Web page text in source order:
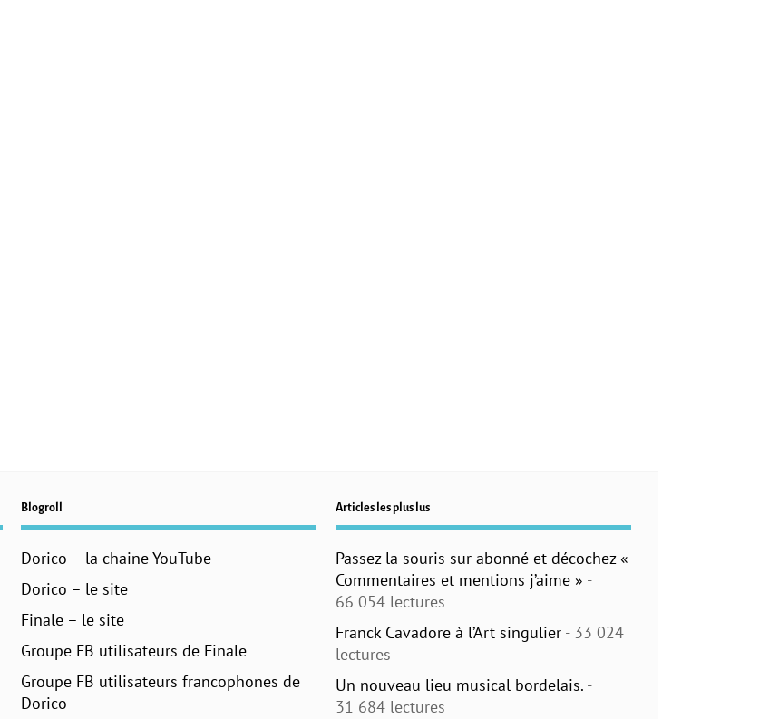
Blogroll
Dorico – la chaine YouTube
Dorico – le site
Finale – le site
Groupe FB utilisateurs de Finale
Groupe FB utilisateurs francophones de
Dorico
Articles les plus lus
Passez la souris sur abonné et décochez «
Commentaires et mentions j’aime » -
66 054 lectures
Franck Cavadore à l’Art singulier - 33 024
lectures
Un nouveau lieu musical bordelais. -
31 684 lectures